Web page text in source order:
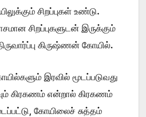
சிறப்புகள் உண்டு.
சிறப்புகளுடன் இருக்கும்
கிருஷ்ணன் கோயில்.
இரவில் மூடப்படுவது
கிரகணம் என்றால் கிரகணம்
கோயிலைச் சுத்தம்